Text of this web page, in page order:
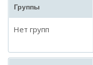
Группы
Нет групп